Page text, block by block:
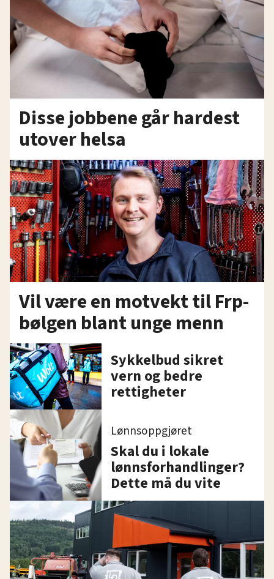
Disse jobbene går hardest
utover helsa
Vil være en motvekt til Frp-
bølgen blant unge menn
Sykkelbud sikret
vern og bedre
rettigheter
Lønnsoppgjøret
Skal du i lokale
lønnsforhandlinger?
Dette må du vite